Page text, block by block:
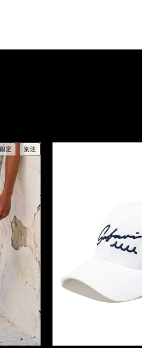
限定 別注